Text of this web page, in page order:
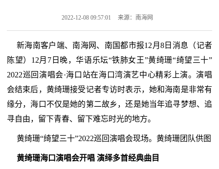
2022-12-08 09:57:01 来源：南海网
新海南客户端、南海网、南国都市报12月8日消息（记者
陈望）12月7日晚，华语乐坛“铁肺女王”黄绮珊“绮望三十”
2022巡回演唱会·海口站在海口湾演艺中心精彩上演。演唱
会结束后，黄绮珊接受记者专访时表示，她和海南是非常有
缘分，海口不仅是她的第二故乡，还是她当年追寻梦想、追
寻自由，留下青春、留下难忘时光的地方。
黄绮珊“绮望三十”2022巡回演唱会现场。黄绮珊团队供图
黄绮珊海口演唱会开唱 演绎多首经典曲目